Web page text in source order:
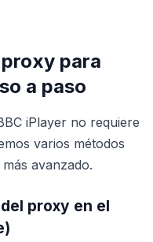
para
a paso
iPlayer no requiere
varios métodos
avanzado.
proxy en el